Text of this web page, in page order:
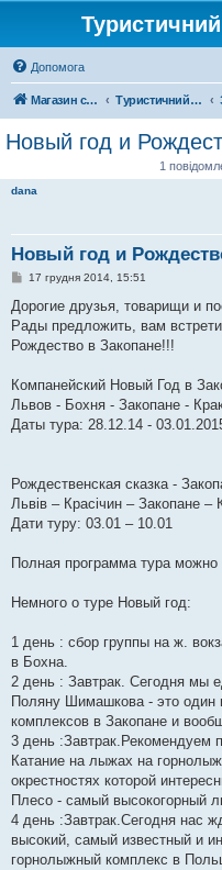
Допомога
Магазин спорядження Туристичний форум «Рюкзак»
Новый год и
1
dana
Новый год и
П
в
д
о
е
н
я
17 грудня 2014, 15:51
Дорогие друзья, товарищи и
Рады предложить, вам
Рождество в Закопане!!!
Компанейский Новый Год в
Львов - Бохня - Закопане -
Даты тура: 28.12.14 -
Рождественская сказка -
Львів – Красічин – Закопане –
Дати туру: 03.01 – 10.01
Полная программа тура
Немного о туре Новый год:
1 день : сбор группы на ж.
в Бохна.
2 день : Завтрак. Сегодня мы
Поляну Шимашкова - это один
комплексов в Закопане и
3 день
Катание на лыжах на
окрестностях которой
Плесо - самый высокогорный
4 день :Завтрак.Сегодня нас
высокий, самый известный и
горнолыжный комплекс в